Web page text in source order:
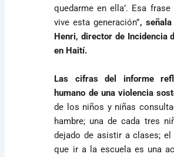
quedarme en ella’. Esa
vive esta generación”, señala
Henri, director de Incidencia
en Haití.
Las cifras del informe
humano de una violencia
de los niños y niñas
hambre; una de cada tres
dejado de asistir a clases; el
que ir a la escuela es una